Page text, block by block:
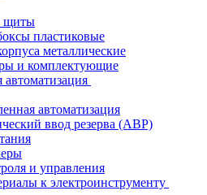
щиты
пластиковые
металлические
и комплектующие
автоматизация
ввод резерва (АВР)
и управления
к электроинструменту